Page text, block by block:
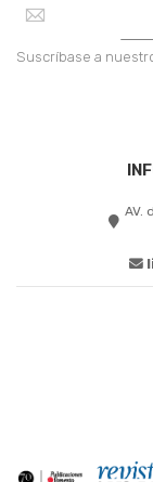
Suscríbase a
AV.